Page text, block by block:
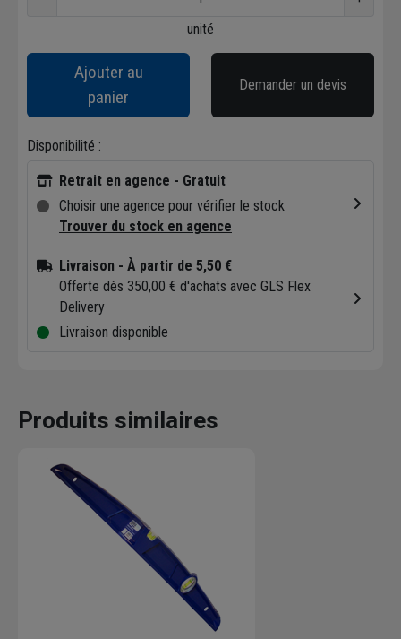
unité
Ajouter au
panier
Demander un devis
Disponibilité :
Retrait en agence - Gratuit
Choisir une agence pour vérifier le stock
Trouver du stock en agence
Livraison - À partir de 5,50 €
Offerte dès 350,00 € d'achats avec GLS Flex
Delivery
Livraison disponible
Produits similaires